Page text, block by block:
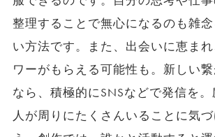
整理することで無心になるのも雑
い方法です。また、出会いに恵ま
ワーがもらえる可能性も。新しい
なら、積極的にSNSなどで発信を
人が周りにたくさんいることに気